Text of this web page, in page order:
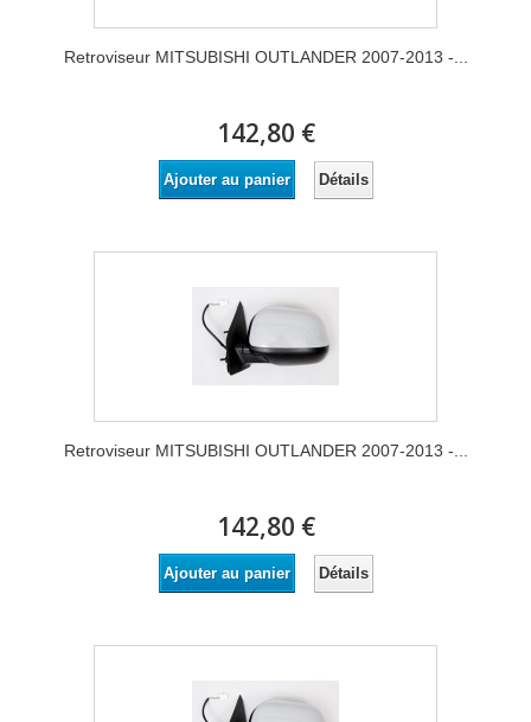
Retroviseur MITSUBISHI OUTLANDER 2007-2013 -...
142,80 €
Ajouter au panier Détails
Retroviseur MITSUBISHI OUTLANDER 2007-2013 -...
142,80 €
Ajouter au panier Détails